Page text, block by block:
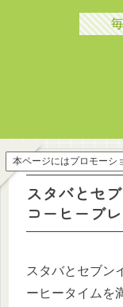
毎
本ページにはプロモーシ
スタバとセ
コーヒーブ
スタバとセブン
ーヒータイムを